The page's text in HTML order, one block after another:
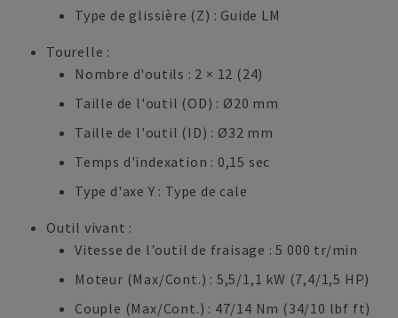
Type de glissière (Z) : Guide LM
Tourelle :
Nombre d'outils : 2 × 12 (24)
Taille de l'outil (OD) : Ø20 mm
Taille de l'outil (ID) : Ø32 mm
Temps d'indexation : 0,15 sec
Type d'axe Y : Type de cale
Outil vivant :
Vitesse de l'outil de fraisage : 5 000 tr/min
Moteur (Max/Cont.) : 5,5/1,1 kW (7,4/1,5 HP)
Couple (Max/Cont.) : 47/14 Nm (34/10 lbf ft)